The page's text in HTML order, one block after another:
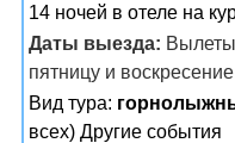
14 ночей в отеле на
Даты выезда:
пятницу и воскресение
Вид тура:
всех) Другие события